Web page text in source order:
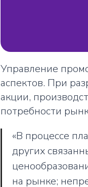
Управление
аспектов. При
акции,
потребности
«В процессе
других
на рынке;